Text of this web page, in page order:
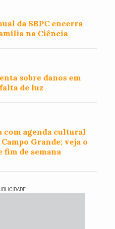
da SBPC encerra
na Ciência
sobre danos em
de luz
com agenda cultural
Grande; veja o
fim de semana